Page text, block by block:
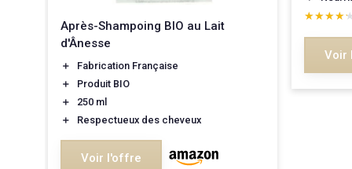
Après-Shampoing BIO au Lait
d'Ânesse
＋
Fabrication Française
＋
Produit BIO
＋
250 ml
＋
Respectueux des cheveux
Voir l'offre
★★★★★
★★★★★
Voir